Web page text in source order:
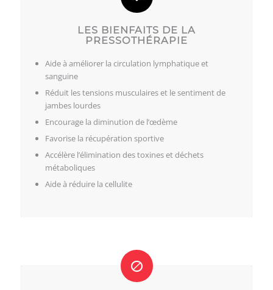
LES CONTRE-INDICATIONS
Thrombose veineuse et thrombophlébites
Diabète
Personne ayant subie une opération récente ou